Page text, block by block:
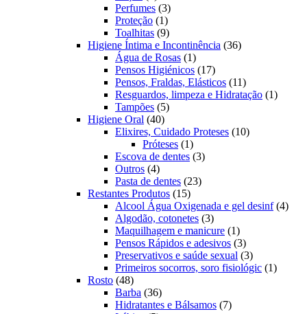
produto
Perfumes 33
produtos
Proteção 11
produto
Toalhitas 99
produtos
Higiene Íntima e Incontinência 3636
Água de Rosas 11
produto
Pensos Higiénicos 1717
produtos
Pensos, Fraldas, Elásticos 1111
produtos
Resguardos, limpeza e Hidratação 11
Tampões 55
Higiene Oral 4040
produtos
Elixires, Cuidado Proteses 1010
Próteses 11
produto
Escova de dentes 33
Outros 44
produtos
Pasta de dentes 2323
Restantes Produtos 1515
produtos
Alcool Água Oxigenada e gel desinf 44
Algodão, cotonetes 33
produtos
Maquilhagem e manicure 11
produto
Pensos Rápidos e adesivos 33
produtos
Preservativos e saúde sexual 33
produtos
Primeiros socorros, soro fisiológic 11
Rosto 4848
produtos
Barba 3636
produtos
Hidratantes e Bálsamos 77